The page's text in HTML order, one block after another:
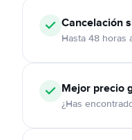
Cancelación
Hasta 48 horas
Mejor precio
¿Has